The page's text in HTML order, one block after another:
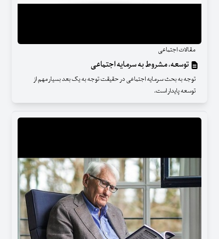
مقالات اجتماعی
توسعه، مشروط به سرمایه اجتماعی
توجه به بحث سرمایه اجتماعی در حقیقت توجه به یک بعد بسیار مهم از
توسعه پایدار است.